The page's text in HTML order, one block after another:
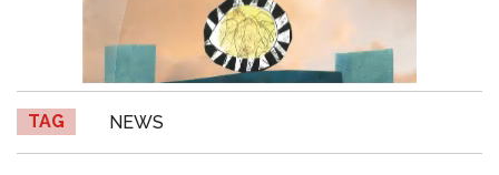
TAG NEWS